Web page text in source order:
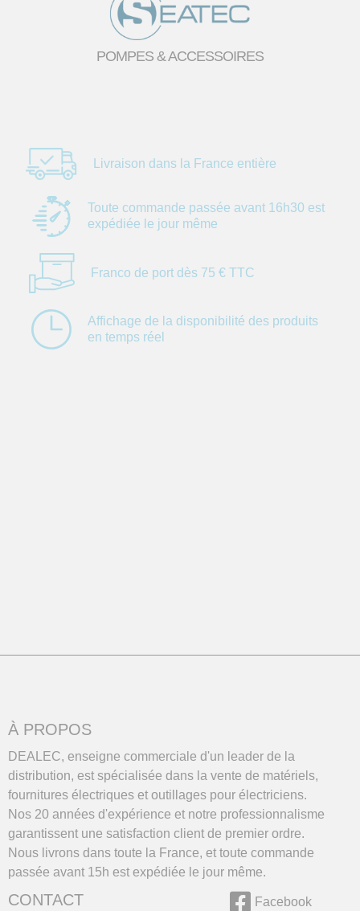
POMPES & ACCESSOIRES
Livraison dans la France entière
Toute commande passée avant 16h30 est
expédiée le jourmême
Franco de port dès75 € TTC
Affichage de la disponibilité des produits
en temps réel
À PROPOS
DEALEC, enseigne commerciale d'un leader de la
distribution, est spécialisée dans la vente de matériels,
fournitures électriques et outillages pour électriciens.
Nos 20 années d'expérience et notre professionnalisme
garantissent une satisfaction client de premier ordre.
Nous livrons dans toute la France, et toute commande
passée avant 15h est expédiée le jour même.
CONTACT Facebook